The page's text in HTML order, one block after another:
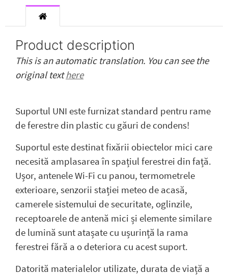
Product description
This is an automatic translation. You can see the
original texthere
Suportul UNI este furnizat standard pentru rame
de ferestre din plastic cu găuri de condens!
Suportul este destinat fixării obiectelor mici care
necesită amplasarea în spațiul ferestrei din față.
Ușor, antenele Wi-Fi cu panou, termometrele
exterioare, senzorii stației meteo de acasă,
camerele sistemului de securitate, oglinzile,
receptoarele de antenă mici și elemente similare
de lumină sunt atașate cu ușurință la rama
ferestrei fără a o deteriora cu acest suport.
Datorită materialelor utilizate, durata de viață a